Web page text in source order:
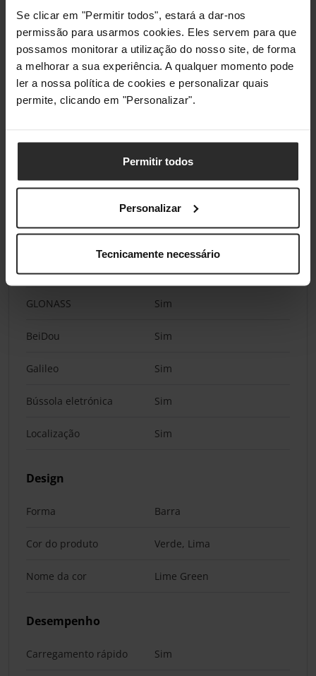
Se clicar em "Permitir todos", estará a dar-nos
permissão para usarmos cookies. Eles servem para que
possamos monitorar a utilização do nosso site, de forma
a melhorar a sua experiência. A qualquer momento pode
ler a nossa política de cookies e personalizar quais
permite, clicando em "Personalizar".
Permitir todos
Personalizar
Tecnicamente necessário
Near Field
Communication (NFC)
Sim
Conectividade
Tipo de conetor USB USB Type-C
Entrada para
auscultadores
3.5 mm
Navegação
GPS Sim
GLONASS Sim
BeiDou Sim
Galileo Sim
Bússola eletrónica Sim
Localização Sim
Design
Forma Barra
Cor do produto Verde, Lima
Nome da cor Lime Green
Desempenho
Carregamento rápido Sim